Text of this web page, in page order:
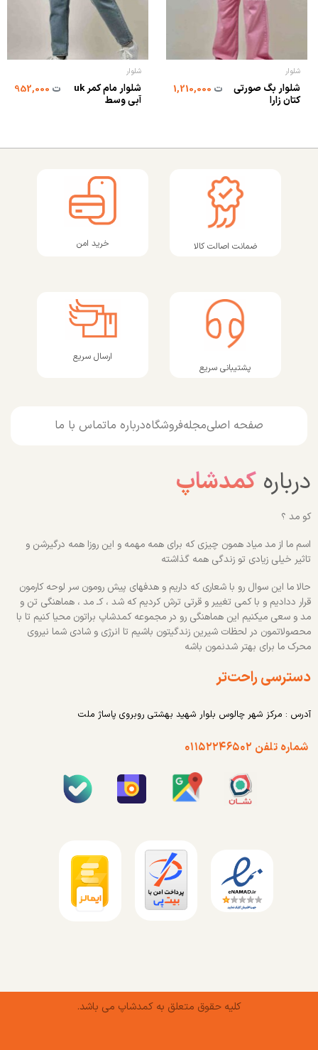
شلوار
شلوار بگ صورتی
کتان زارا
ت1,210,000
شلوار
شلوار مام کمر uk
آبی وسط
ت952,000
ضمانت اصالت کالا خرید امن
پشتیبانی سریع
ارسال سریع
صفحه اصلیمجلهفروشگاهدرباره ماتماس با ما
درباره کمدشاپ
کو مد ؟
اسم ما از مد میاد همون چیزی که برای همه مهمه و این روزا همه درگیرشن و
تاثیر خیلی زیادی تو زندگی همه گذاشته
حالا ما این سوال رو با شعاری که داریم و هدفهای پیش رومون سر لوحه کارمون
قرار ددادیم و با کمی تغییر و قرتی ترش کردیم که شد ، کـ مد ، هماهنگی تن و
مد و سعی میکنیم این هماهنگی رو در مجموعه کمدشاپ براتون محیا کنیم تا با
محصولاتمون در لحظات شیرین زندگیتون باشیم تا انرژی و شادی شما نیروی
محرک ما برای بهتر شدنمون باشه
دسترسی راحت‌تر
آدرس : مرکز شهر چالوس بلوار شهید بهشتی روبروی پاساژ ملت
شماره تلفن ۰۱۱۵۲۲۴۶۵۰۲
کلیه حقوق متعلق به کمدشاپ می باشد.